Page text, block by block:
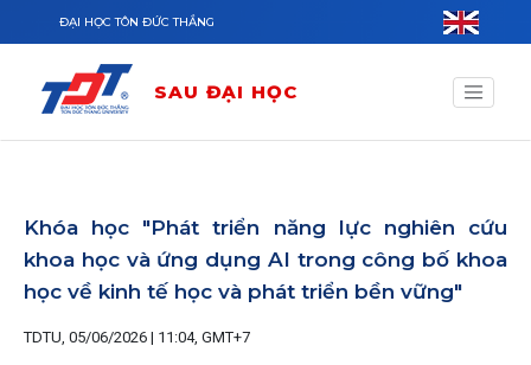
Nhảy đến nội dung
ĐẠI HỌC TÔN ĐỨC THẮNG
SAU ĐẠI HỌC
Khóa học "Phát triển năng lực nghiên cứu
khoa học và ứng dụng AI trong công bố khoa
học về kinh tế học và phát triển bền vững"
TDTU, 05/06/2026 | 11:04, GMT+7